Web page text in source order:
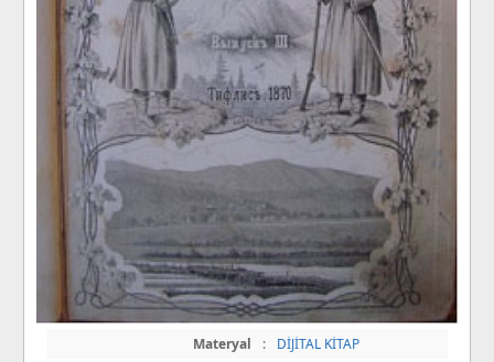
Materyal :
DİJİTAL KİTAP